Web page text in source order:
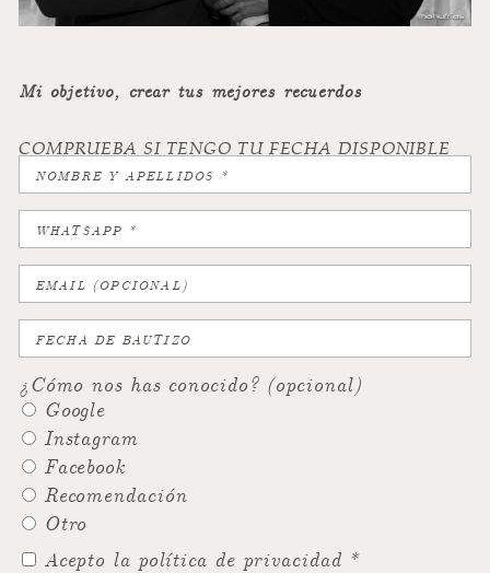
Mi objetivo, crear tus mejores recuerdos
COMPRUEBA SI TENGO TU FECHA DISPONIBLE
¿Cómo nos has conocido? (opcional)
Google
Instagram
Facebook
Recomendación
Otro
Acepto la política de privacidad *